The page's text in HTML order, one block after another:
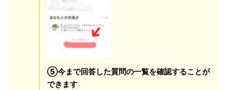
⑤今まで回答した質問の一覧を確認することが
できます